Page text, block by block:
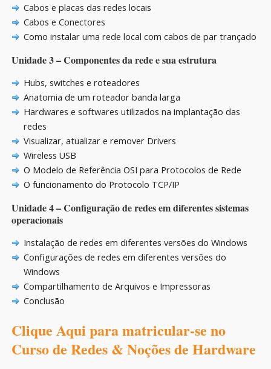
Cabos e placas das redes locais
Cabos e Conectores
Como instalar uma rede local com cabos de par trançado
Unidade 3 – Componentes da rede e sua estrutura
Hubs, switches e roteadores
Anatomia de um roteador banda larga
Hardwares e softwares utilizados na implantação das
redes
Visualizar, atualizar e remover Drivers
Wireless USB
O Modelo de Referência OSI para Protocolos de Rede
O funcionamento do Protocolo TCP/IP
Unidade 4 – Configuração de redes em diferentes sistemas
operacionais
Instalação de redes em diferentes versões do Windows
Configurações de redes em diferentes versões do
Windows
Compartilhamento de Arquivos e Impressoras
Conclusão
Clique Aqui para matricular-se no
Curso de Redes & Noções de Hardware